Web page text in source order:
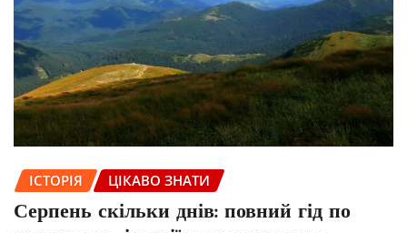
ІСТОРІЯ ЦІКАВО ЗНАТИ
Серпень скільки днів: повний гід по